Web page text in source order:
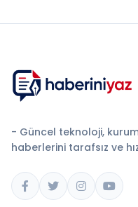
- Güncel teknoloji,
haberlerini tarafsız ve